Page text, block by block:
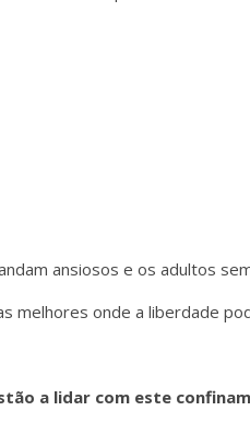
ansiosos e os adultos
melhores onde a liberdade
a lidar com este